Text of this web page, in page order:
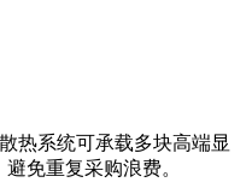
热系统可承载多块高端显
免重复采购浪费。